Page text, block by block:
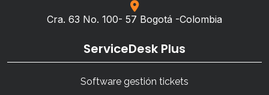
Cra. 63 No. 100- 57 Bogotá -Colombia
ServiceDesk Plus
Software gestión tickets